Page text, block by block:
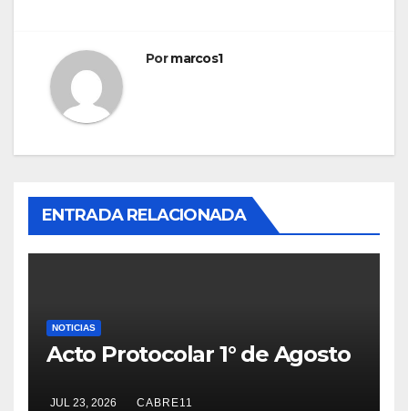
Pormarcos1
ENTRADA RELACIONADA
NOTICIAS
Acto Protocolar 1° de Agosto
JUL 23, 2026 CABRE11